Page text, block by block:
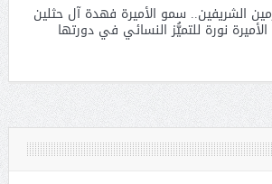
الشريفين.. سمو الأميرة فهدة آل حثلين
الأميرة نورة للتميُّز النسائي في دورتها